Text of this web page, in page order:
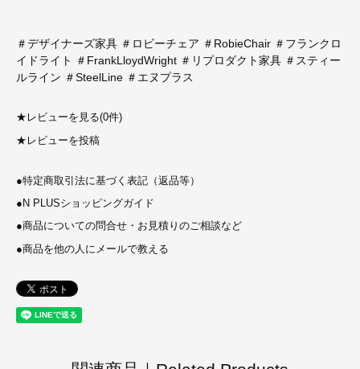
＃デザイナーズ家具 ＃ロビーチェア ＃RobieChair ＃フランクロ
イドライト ＃FrankLloydWright ＃リプロダクト家具 ＃スティー
ルライン ＃SteelLine ＃エヌプラス
★ レビューを見る(0件)
★ レビューを投稿
●特定商取引法に基づく表記（返品等）
● N PLUSショッピングガイド
●商品についての問合せ・お見積りのご相談など
●商品を他の人にメールで教える